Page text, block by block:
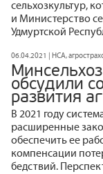
сельхозкультур,
и Министерство
Удмуртской
06.04.2021 | НСА,
обсудили
развития
В 2021 году
расширенные
обеспечить ее
компенсации
бедствий.